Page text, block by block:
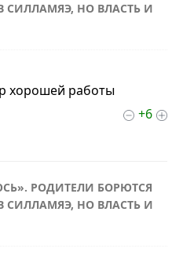
СИЛЛАМЯЭ, НО ВЛАСТЬ И
хорошей работы
+6
РОДИТЕЛИ БОРЮТСЯ
СИЛЛАМЯЭ, НО ВЛАСТЬ И